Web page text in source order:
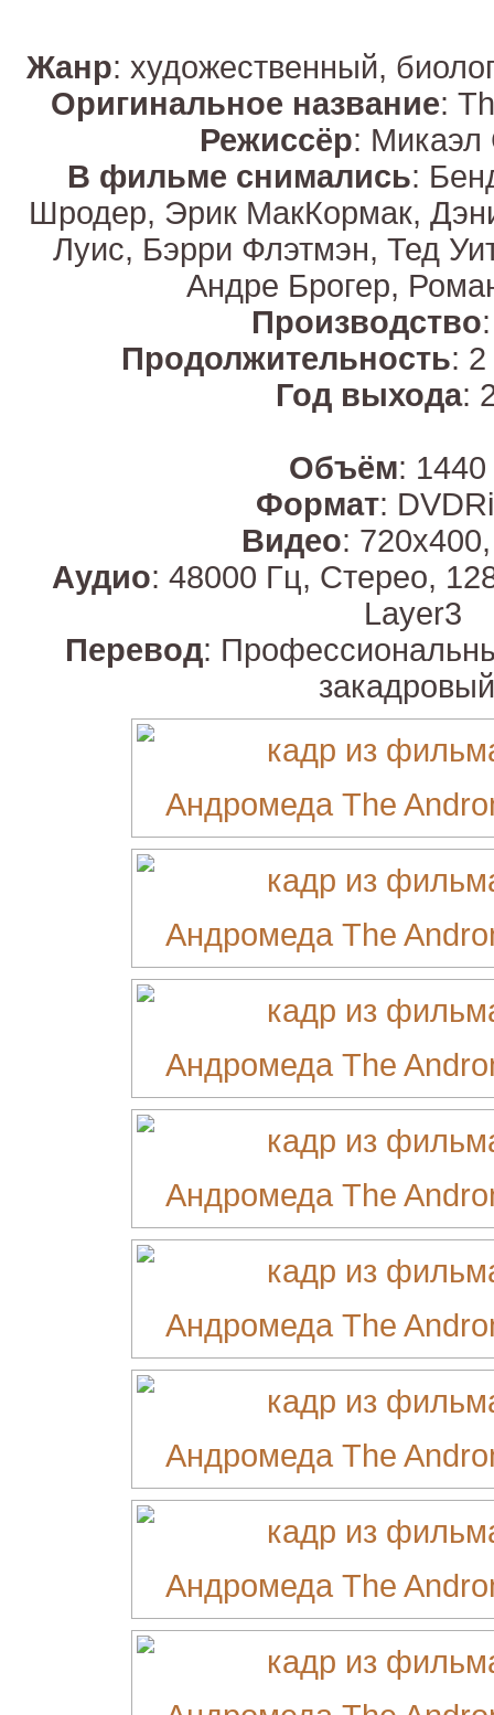
Жанр: художественный,
Оригинальное название:
Режиссёр:
В фильме снимались:
Шродер, Эрик МакКормак,
Луис, Бэрри Флэтмэн, Тед
Андре Брогер,
Производство
Продолжительность:
Год выхода:
Объём:
Формат:
Видео:
Аудио: 48000 Гц, Стерео,
Layer3
Перевод: